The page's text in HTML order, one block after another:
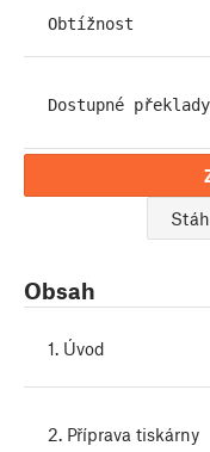
Obtížnost
Dostupné překlady
Obsah
1. Úvod
2. Příprava tiskárny